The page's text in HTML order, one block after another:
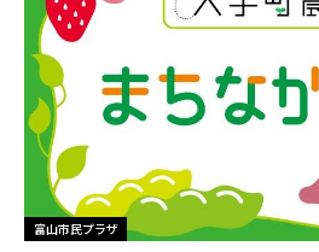
富山市民プラザ